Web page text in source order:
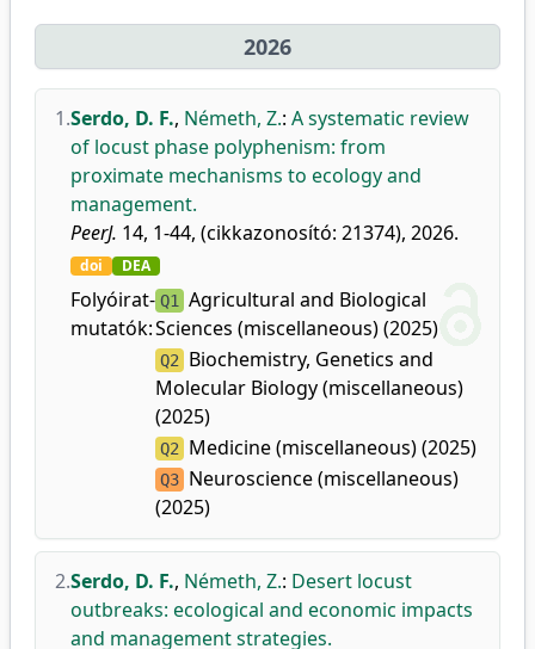
2026
1.Serdo, D. F., Németh, Z.: A systematic review
of locust phase polyphenism: from
proximate mechanisms to ecology and
management.
PeerJ. 14, 1-44, (cikkazonosító: 21374), 2026.
doi DEA
Folyóirat-
mutatók:
Q1
Agricultural and Biological
Sciences (miscellaneous) (2025)
Q2
Biochemistry, Genetics and
Molecular Biology (miscellaneous)
(2025)
Q2 Medicine (miscellaneous) (2025)
Q3 Neuroscience (miscellaneous)
(2025)
2.Serdo, D. F., Németh, Z.: Desert locust
outbreaks: ecological and economic impacts
and management strategies.